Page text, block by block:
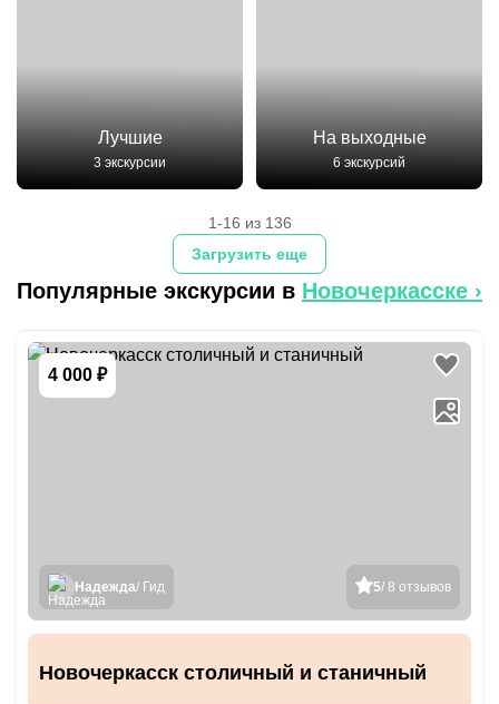
Лучшие
3 экскурсии
На выходные
6 экскурсий
Загрузить еще
1-16 из 136
Популярные экскурсии в Новочеркасске ›
4 000 ₽
5/ 8 отзывов
Надежда/ Гид
Новочеркасск столичный и станичный